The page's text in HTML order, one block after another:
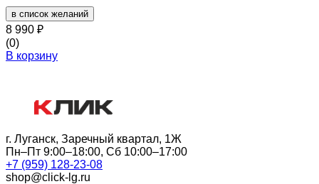
в список желаний
8 990 ₽
(0)
В корзину
г. Луганск, Заречный квартал, 1Ж
Пн–Пт 9:00–18:00, Сб 10:00–17:00
+7 (959) 128-23-08
shop@click-lg.ru